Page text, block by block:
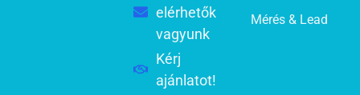
elérhetők
vagyunk
Kérj
ajánlatot!
Mérés & Lead